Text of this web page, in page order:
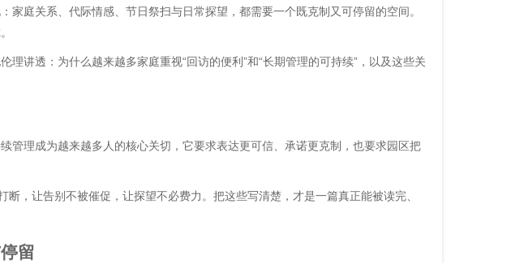
家庭关系、代际情感、节日祭扫与日常探望，都需要一个既克制又可停留的空间。
理讲透：为什么越来越多家庭重视“回访的便利”和“长期管理的可持续”，以及这些关
管理成为越来越多人的核心关切，它要求表达更可信、承诺更克制，也要求园区把
断，让告别不被催促，让探望不必费力。把这些写清楚，才是一篇真正能被读完、
留